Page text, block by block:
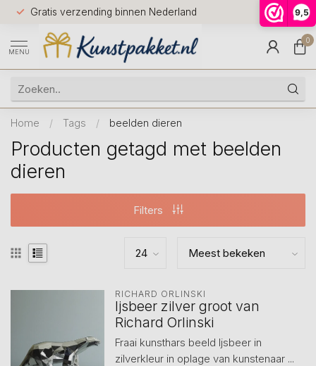
9,5
Gratis verzending binnen Nederland
Voor
huis
9.5
MENU
0
Home / Tags / beelden dieren
Producten getagd met beelden
dieren
Filters
RICHARD ORLINSKI
Ijsbeer zilver groot van
Richard Orlinski
Fraai kunsthars beeld Ijsbeer in
zilverkleur in oplage van kunstenaar ...